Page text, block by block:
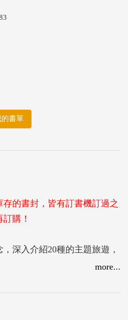
的書單
的書封，皆有訂書機訂過之
購！
深入介紹20種的主題旅遊，
事、族群文化、自然生態、歷
希望藉由這本書，讓每一位
於自己與家人或親朋好友們
more...